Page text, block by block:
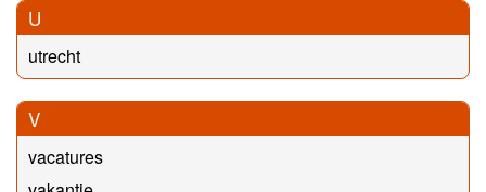
U
utrecht
V
vacatures